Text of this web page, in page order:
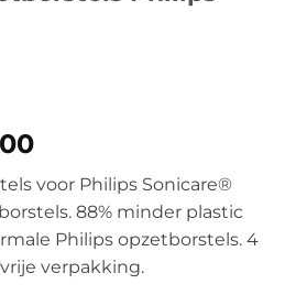
prijs
is:
€ 20,00.
voor Philips Sonicare®
88% minder plastic
Philips opzetborstels. 4
verpakking.